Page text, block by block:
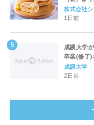
株式会社
1日前
成蹊大学
卒業(修了)
全国第1
4.3pt）に
成蹊大学
2日前